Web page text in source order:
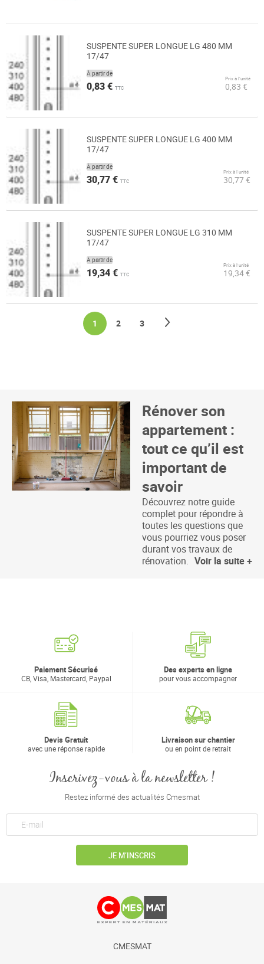
SUSPENTE SUPER LONGUE LG 480 MM
17/47
À partir de
0,83 € TTC
Prix à l’unité
0,83 €
SUSPENTE SUPER LONGUE LG 400 MM
17/47
À partir de
30,77 € TTC
Prix à l’unité
30,77 €
SUSPENTE SUPER LONGUE LG 310 MM
17/47
À partir de
19,34 € TTC
Prix à l’unité
19,34 €
You're currently reading page
1 Page
2 Page
3
Rénover son
appartement :
tout ce qu’il est
important de
savoir
Découvrez notre guide
complet pour répondre à
toutes les questions que
vous pourriez vous poser
durant vos travaux de
rénovation. Voir la suite +
Paiement Sécurisé
CB, Visa, Mastercard, Paypal
Des experts en ligne
pour vous accompagner
Devis Gratuit
avec une réponse rapide
Livraison sur chantier
ou en point de retrait
Inscrivez-vous à la newsletter !
Restez informé des actualités Cmesmat
JE M’INSCRIS
CMESMAT